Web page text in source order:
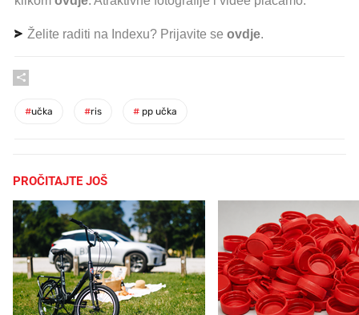
Želite raditi na Indexu? Prijavite se ovdje.
#učka #ris # pp učka
PROČITAJTE JOŠ